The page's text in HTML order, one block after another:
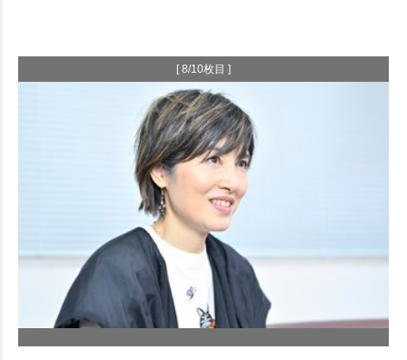
[ 8/10枚目 ]